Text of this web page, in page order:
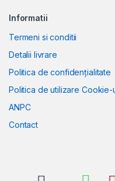
Informatii
Termeni si conditii
Detalii livrare
Politica de confidențialitate
Politica de utilizare Cookie-
ANPC
Contact